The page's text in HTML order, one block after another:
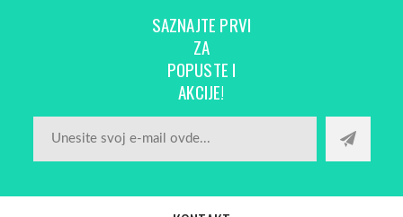
SAZNAJTE PRVI
ZA
POPUSTE I
AKCIJE!